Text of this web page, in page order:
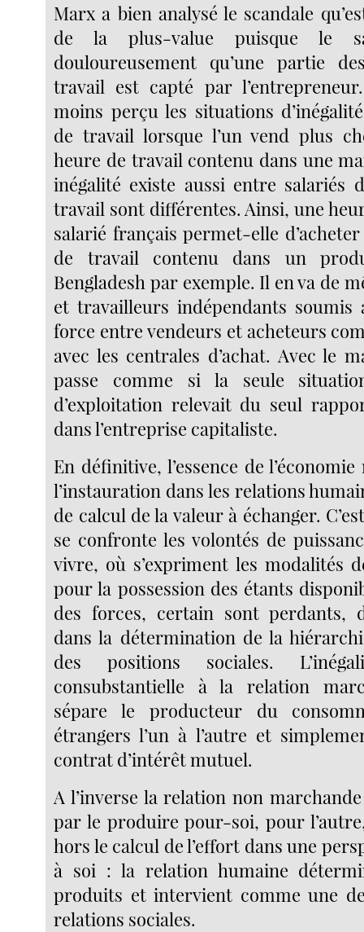
Marx a bien analysé le scandale
de la plus-value puisque le
douloureusement qu’une partie
travail est capté par
moins perçu les situations
de travail lorsque l’un vend plus
heure de travail contenu dans une
inégalité existe aussi entre salariés
travail sont différentes. Ainsi, une
salarié français permet-elle
de travail contenu dans un
Bengladesh par exemple. Il en va de
et travailleurs indépendants
force entre vendeurs et acheteurs
avec les centrales d’achat. Avec le
passe comme si la seule
d’exploitation relevait du seul
dans l’entreprise capitaliste.
En définitive, l’essence de
l’instauration dans les relations
de calcul de la valeur à échanger.
se confronte les volontés de
vivre, où s’expriment les modalités
pour la possession des étants
des forces, certain sont perdants,
dans la détermination de la
des positions sociales.
consubstantielle à la relation
sépare le producteur du
étrangers l’un à l’autre et
contrat d’intérêt mutuel.
A l’inverse la relation non
par le produire pour-soi, pour
hors le calcul de l’effort dans une
à soi : la relation humaine
produits et intervient comme une
relations sociales.